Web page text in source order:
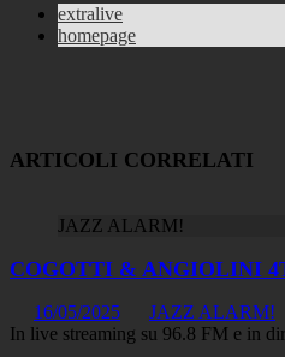
Link
extralive
homepage
ARTICOLI CORRELATI
JAZZ ALARM!
COGOTTI & ANGIOLINI
16/05/2025
JAZZ ALARM!
In live streaming su 96.8 FM e in